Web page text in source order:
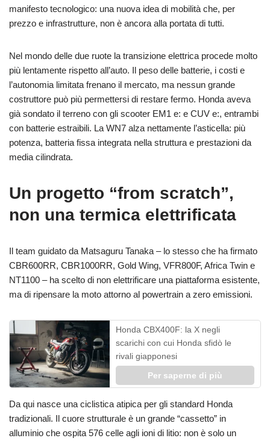
manifesto tecnologico: una nuova idea di mobilità che, per
prezzo e infrastrutture, non è ancora alla portata di tutti.
Nel mondo delle due ruote la transizione elettrica procede molto
più lentamente rispetto all’auto. Il peso delle batterie, i costi e
l’autonomia limitata frenano il mercato, ma nessun grande
costruttore può più permettersi di restare fermo. Honda aveva
già sondato il terreno con gli scooter EM1 e: e CUV e:, entrambi
con batterie estraibili. La WN7 alza nettamente l’asticella: più
potenza, batteria fissa integrata nella struttura e prestazioni da
media cilindrata.
Un progetto “from scratch”,
non una termica elettrificata
Il team guidato da Matsaguru Tanaka – lo stesso che ha firmato
CBR600RR, CBR1000RR, Gold Wing, VFR800F, Africa Twin e
NT1100 – ha scelto di non elettrificare una piattaforma esistente,
ma di ripensare la moto attorno al powertrain a zero emissioni.
Honda CBX400F: la X negli
scarichi con cui Honda sfidò le
rivali giapponesi
Per saperne di più
Da qui nasce una ciclistica atipica per gli standard Honda
tradizionali. Il cuore strutturale è un grande “cassetto” in
alluminio che ospita 576 celle agli ioni di litio: non è solo un